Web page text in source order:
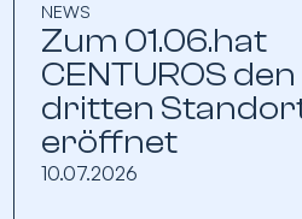
NEWS
Zum 01.06.hat
CENTUROS den
dritten
eröffnet
10.07.2026